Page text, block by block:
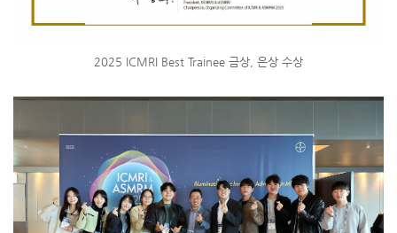
2025 ICMRI Best Trainee 금상, 은상 수상